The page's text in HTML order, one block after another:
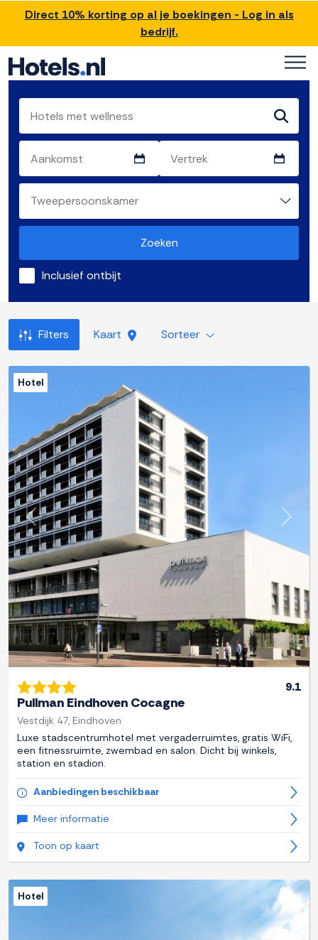
Direct 10% korting op al je boekingen - Log in als
bedrijf.
Zoeken
Inclusief ontbijt
Filters Kaart Sorteer
Previous Next
Hotel
9.1
Pullman Eindhoven Cocagne
Vestdijk 47, Eindhoven
Luxe stadscentrumhotel met vergaderruimtes, gratis WiFi,
een fitnessruimte, zwembad en salon. Dicht bij winkels,
station en stadion.
Aanbiedingen beschikbaar
Meer informatie
Toon op kaart
Hotel